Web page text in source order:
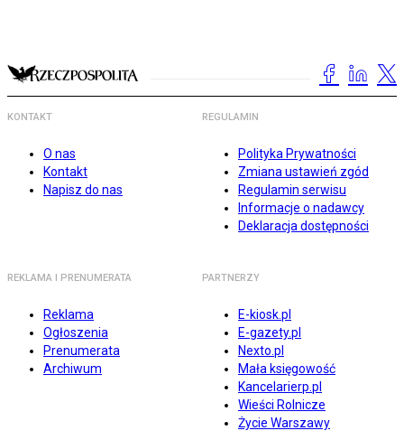
KONTAKT
O nas
Kontakt
Napisz do nas
REGULAMIN
Polityka Prywatności
Zmiana ustawień zgód
Regulamin serwisu
Informacje o nadawcy
Deklaracja dostępności
REKLAMA I PRENUMERATA
Reklama
Ogłoszenia
Prenumerata
Archiwum
PARTNERZY
E-kiosk.pl
E-gazety.pl
Nexto.pl
Mała księgowość
Kancelarierp.pl
Wieści Rolnicze
Życie Warszawy